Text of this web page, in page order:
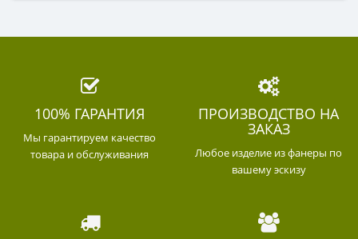
100% ГАРАНТИЯ
Мы гарантируем качество
товара и обслуживания
ПРОИЗВОДСТВО НА
ЗАКАЗ
Любое изделие из фанеры по
вашему эскизу